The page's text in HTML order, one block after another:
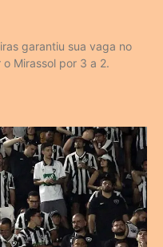
garantiu sua vaga no
Mirassol por 3 a 2.